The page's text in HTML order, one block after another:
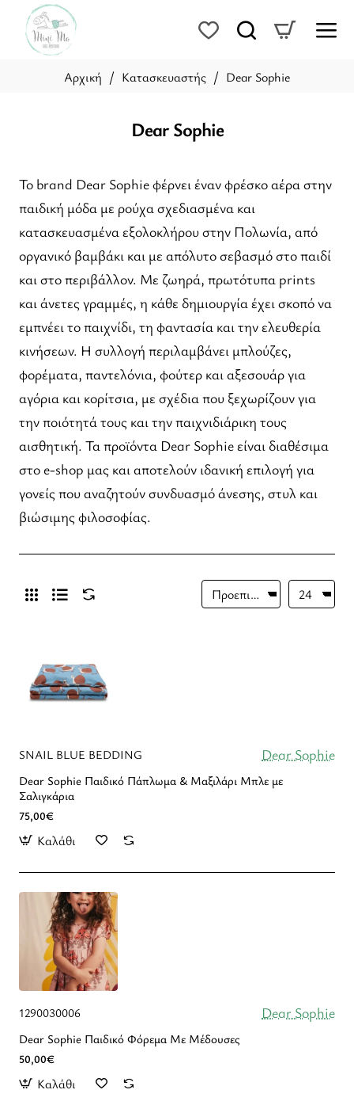
Dear Sophie
Κατασκευαστής Dear Sophie
Το brand Dear Sophie φέρνει έναν φρέσκο αέρα στην
παιδική μόδα με ρούχα σχεδιασμένα και
κατασκευασμένα εξολοκλήρου στην Πολωνία, από
οργανικό βαμβάκι και με απόλυτο σεβασμό στο παιδί
και στο περιβάλλον. Με ζωηρά, πρωτότυπα prints
και άνετες γραμμές, η κάθε δημιουργία έχει σκοπό να
εμπνέει το παιχνίδι, τη φαντασία και την ελευθερία
κινήσεων. Η συλλογή περιλαμβάνει μπλούζες,
φορέματα, παντελόνια, φούτερ και αξεσουάρ για
αγόρια και κορίτσια, με σχέδια που ξεχωρίζουν για
την ποιότητά τους και την παιχνιδιάρικη τους
αισθητική. Τα προϊόντα Dear Sophie είναι διαθέσιμα
στο e-shop μας και αποτελούν ιδανική επιλογή για
γονείς που αναζητούν συνδυασμό άνεσης, στυλ και
βιώσιμης φιλοσοφίας.
SNAIL BLUE BEDDING Dear Sophie
Dear Sophie Παιδικό Πάπλωμα & Μαξιλάρι Μπλε με
Σαλιγκάρια
75,00€
Καλάθι
1290030006 Dear Sophie
Dear Sophie Παιδικό Φόρεμα Με Μέδουσες
50,00€
Καλάθι